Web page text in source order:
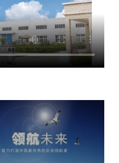
荣誉。
营，以市场为导向，追求
的技术和管理人员队伍，
务，树立行业标杆是我们